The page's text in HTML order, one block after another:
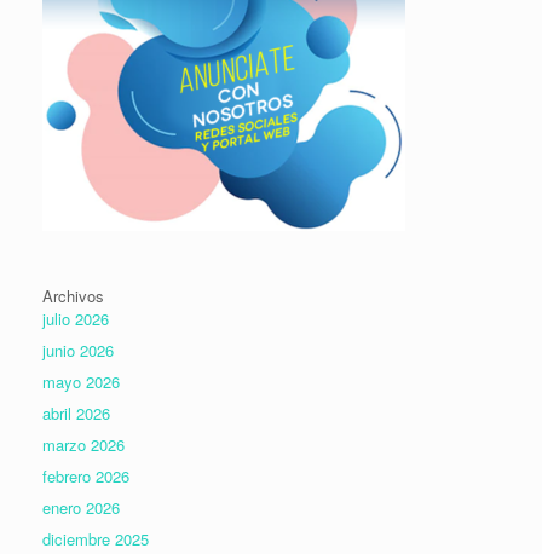
Archivos
julio 2026
junio 2026
mayo 2026
abril 2026
marzo 2026
febrero 2026
enero 2026
diciembre 2025